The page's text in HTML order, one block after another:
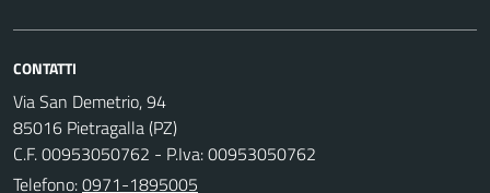
CONTATTI
Via San Demetrio, 94
85016 Pietragalla (PZ)
C.F. 00953050762 - P.Iva: 00953050762
Telefono:0971-1895005